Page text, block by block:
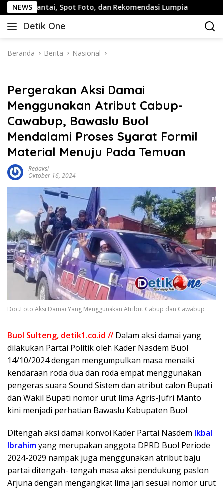
Langsung
ke
konten
NEWS
Spot Foto, dan Rekomendasi Lumpia Panduan
Detik One
Tajam
Fakta
Beranda Berita Nasional
Pergerakan Aksi Damai
Menggunakan Atribut Cabup-
Cawabup, Bawaslu Buol
Mendalami Proses Syarat Formil
Material Menuju Pada Temuan
Redaksi
Oktober 16, 2024
Doc.Foto Aksi Damai Yang Menggunakan Atribut Cabup dan Cawabup
Buol Sulteng, detik1.co.id // Dalam aksi damai yang
dilakukan Partai Politik oleh Kader Nasdem Buol
14/10/2024 dengan mengumpulkan masa menaiki
kendaraan roda dua dan roda empat menggunakan
pengeras suara Sound Sistem dan atribut calon Bupati
dan Wakil Bupati nomor urut lima Agris-Jufri Manto
kini menjadi perhatian Bawaslu Kabupaten Buol
Ditengah aksi damai konvoi Kader Partai Nasdem Ikbal
Ibrahimyang merupakan anggota DPRD Buol Periode
2024-2029 nampak juga menggunakan atribut baju
partai ditengah- tengah masa aksi pendukung paslon
Arjuna dengan mengangkat lima jari sesuai nomor urut